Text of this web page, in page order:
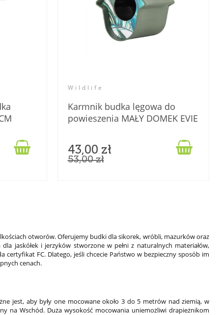

Wildlife
Karmnik budka lęgowa do
powieszenia MAŁY DOMEK EVIE
43,00 zł
53,00 zł

otworów. Oferujemy budki dla sikorek, wróbli, mazurków oraz
jaskółek i jerzyków stworzone w pełni z naturalnych materiałów,
FC. Dlatego, jeśli chcecie Państwo w bezpieczny sposób im
cenach.
jest, aby były one mocowane około 3 do 5 metrów nad ziemią, w
na Wschód. Duża wysokość mocowania uniemożliwi drapieżnikom